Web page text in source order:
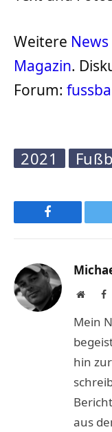
Weitere
Magazin.
Forum:
2021
Facebook
Website
Mein
hin
aus